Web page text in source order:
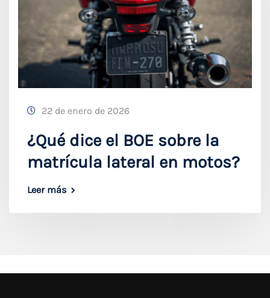
22 de enero de 2026
¿Qué dice el BOE sobre la
matrícula lateral en motos?
Leer más